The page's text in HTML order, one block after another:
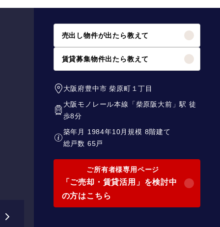
売出し物件が出たら教えて
賃貸募集物件出たら教えて
大阪府豊中市 柴原町１丁目
大阪モノレール本線
「 柴原阪大前 」駅 徒
歩8分
築年月 1984年10月規模 8階建て
総戸数 65戸
ご所有者様専用ページ
「ご売却・賃貸活用」を検討中
の方はこちら